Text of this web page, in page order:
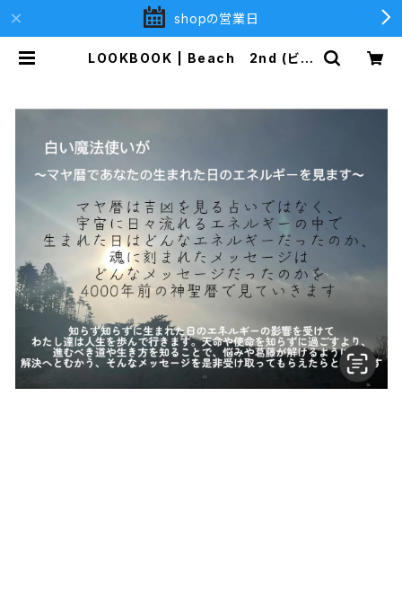
shopの営業日
LOOKBOOK | Beach 2nd (ビー